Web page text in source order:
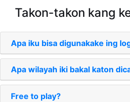
Takon-takon kang
Apa iku bisa digunakake ing
Apa wilayah iki bakal katon
Free to play?